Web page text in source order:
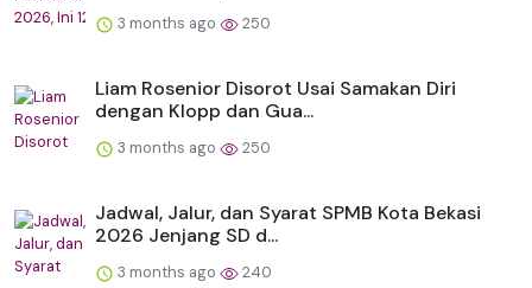
3 months ago 250
Liam Rosenior Disorot Usai Samakan Diri
dengan Klopp dan Gua...
3 months ago 250
Jadwal, Jalur, dan Syarat SPMB Kota Bekasi
2026 Jenjang SD d...
3 months ago 240